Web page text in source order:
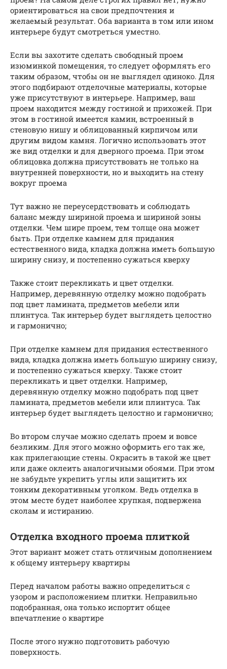
ориентироваться на свои предпочтения и
желаемый результат. Оба варианта в том или ином
интерьере будут смотреться уместно.
Если вы захотите сделать свободный проем
изюминкой помещения, то следует оформлять его
таким образом, чтобы он не выглядел одиноко. Для
этого подбирают отделочные материалы, которые
уже присутствуют в интерьере. Например, ваш
проем находится между гостиной и прихожей. При
этом в гостиной имеется камин, встроенный в
стеновую нишу и облицованный кирпичом или
другим видом камня. Логично использовать этот
же вид отделки и для дверного проема. При этом
облицовка должна присутствовать не только на
внутренней поверхности, но и выходить на стену
вокруг проема
Тут важно не переусердствовать и соблюдать
баланс между шириной проема и шириной зоны
отделки. Чем шире проем, тем толще она может
быть. При отделке камнем для придания
естественного вида, кладка должна иметь большую
ширину снизу, и постепенно сужаться кверху
Также стоит перекликать и цвет отделки.
Например, деревянную отделку можно подобрать
под цвет ламината, предметов мебели или
плинтуса. Так интерьер будет выглядеть целостно
и гармонично;
При отделке камнем для придания естественного
вида, кладка должна иметь большую ширину снизу,
и постепенно сужаться кверху. Также стоит
перекликать и цвет отделки. Например,
деревянную отделку можно подобрать под цвет
ламината, предметов мебели или плинтуса. Так
интерьер будет выглядеть целостно и гармонично;
Во втором случае можно сделать проем и вовсе
безликим. Для этого можно оформить его так же,
как прилегающие стены. Окрасить в такой же цвет
или даже оклеить аналогичными обоями. При этом
не забудьте укрепить углы или защитить их
тонким декоративным уголком. Ведь отделка в
этом месте будет наиболее хрупкая, подвержена
сколам и истиранию.
Отделка входного проема плиткой
Этот вариант может стать отличным дополнением
к общему интерьеру квартиры
Перед началом работы важно определиться с
узором и расположением плитки. Неправильно
подобранная, она только испортит общее
впечатление о квартире
После этого нужно подготовить рабочую
поверхность.